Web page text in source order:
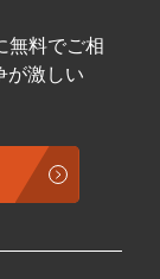
無料でご相
が激しい